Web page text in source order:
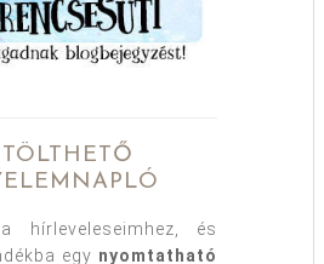
hírleveleseimhez, és
egy nyomtatható